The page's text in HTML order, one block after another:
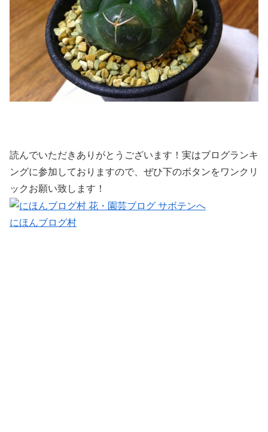
読んでいただきありがとうございます！実はブログランキ
ングに参加しておりますので、ぜひ下のボタンをワンクリ
ックお願い致します！
にほんブログ村